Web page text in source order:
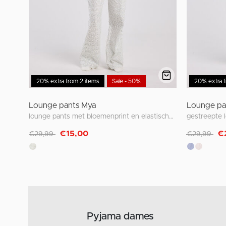
20% extra from 2 items Sale - 50%
Lounge pants Mya
lounge pants met bloemenprint en elastische tailleband
Afgeprijsd van
€29,99 naar
€15,00
20% extra
Lounge
Afgeprijsd
€29,99 naar
Pyjama dames